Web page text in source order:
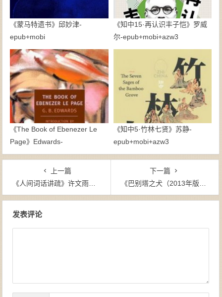
《蒙马特遗书》邱妙津-
epub+mobi
《知中15·再认识丰子恺》罗威
尔-epub+mobi+azw3
《The Book of Ebenezer Le
Page》Edwards-
epub+mobi+azw3
《知中5·竹林七贤》苏静-
epub+mobi+azw3
上一篇
《人间词话讲疏》许文雨（作者）-epub+mobi+azw3
下一篇
《巴别塔之犬（2013年版）》[美]卡罗琳·帕克丝特 （作者）-epub+mobi+azw3
发表评论